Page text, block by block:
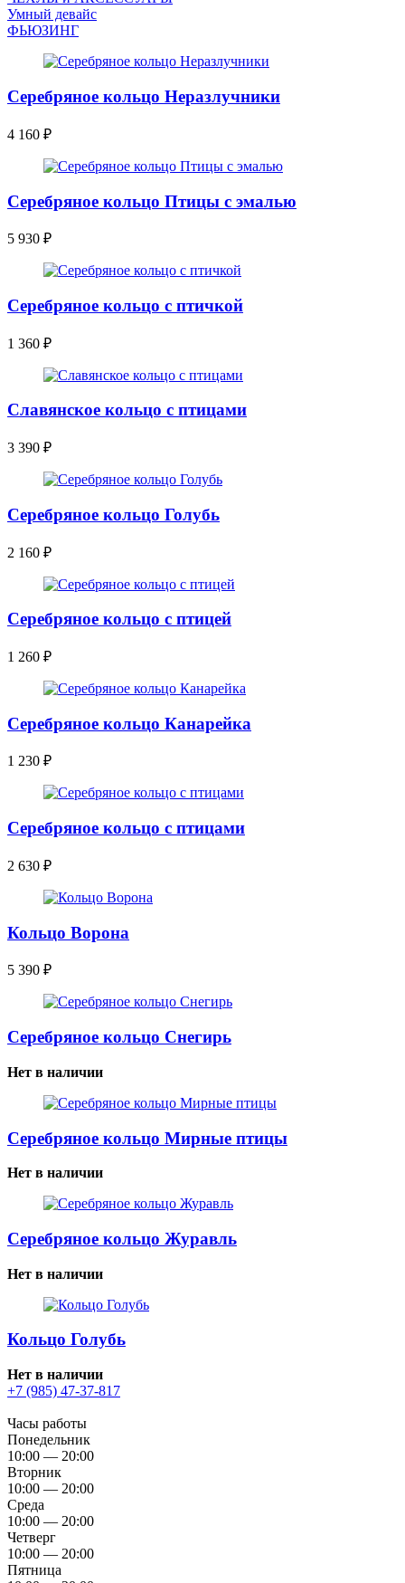
Умный девайс
ФЬЮЗИНГ
Серебряное кольцо Неразлучники
4 160 ₽
Серебряное кольцо Птицы с эмалью
5 930 ₽
Серебряное кольцо с птичкой
1 360 ₽
Славянское кольцо с птицами
3 390 ₽
Серебряное кольцо Голубь
2 160 ₽
Серебряное кольцо с птицей
1 260 ₽
Серебряное кольцо Канарейка
1 230 ₽
Серебряное кольцо с птицами
2 630 ₽
Кольцо Ворона
5 390 ₽
Серебряное кольцо Снегирь
Нет в наличии
Серебряное кольцо Мирные птицы
Нет в наличии
Серебряное кольцо Журавль
Нет в наличии
Кольцо Голубь
Нет в наличии
+7 (985) 47-37-817
Часы работы
Понедельник
10:00 — 20:00
Вторник
10:00 — 20:00
Среда
10:00 — 20:00
Четверг
10:00 — 20:00
Пятница